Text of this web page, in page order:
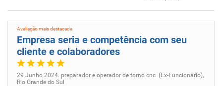
Avaliação mais destacada
Empresa seria e competência com seu
cliente e colaboradores
29 Junho 2024. preparador e operador de torno cnc (Ex-Funcionário),
Rio Grande do Sul